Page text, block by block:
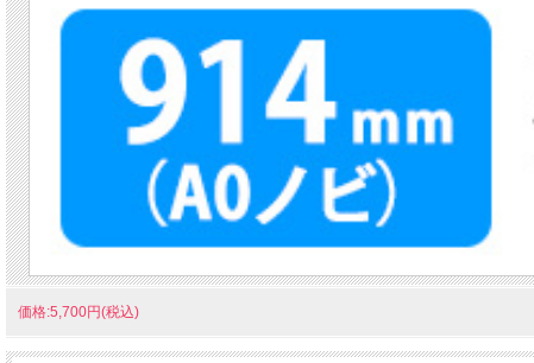
価格:5,700円(税込)